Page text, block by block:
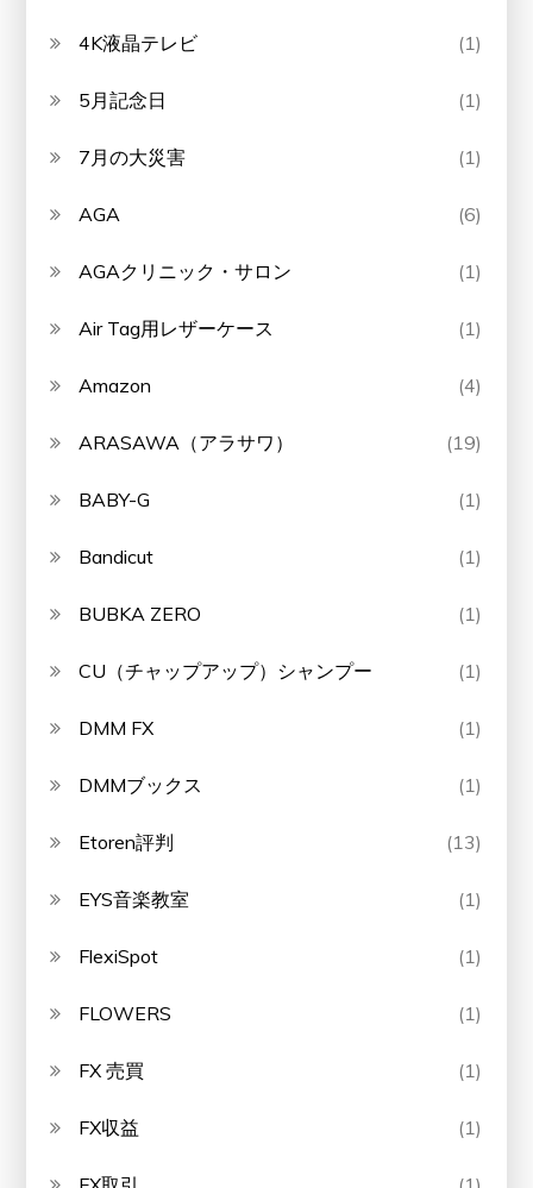
4K液晶テレビ (1)
5月記念日 (1)
7月の大災害 (1)
AGA (6)
AGAクリニック・サロン (1)
Air Tag用レザーケース (1)
Amazon (4)
ARASAWA（アラサワ） (19)
BABY-G (1)
Bandicut (1)
BUBKA ZERO (1)
CU（チャップアップ）シャンプー (1)
DMM FX (1)
DMMブックス (1)
Etoren評判 (13)
EYS音楽教室 (1)
FlexiSpot (1)
FLOWERS (1)
FX 売買 (1)
FX収益 (1)